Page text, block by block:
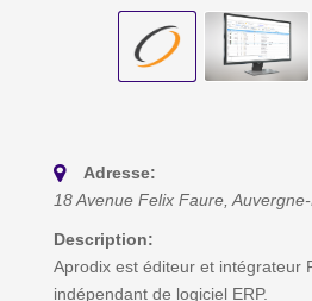
Adresse:
18 Avenue Felix Faure,
Description:
Aprodix est éditeur et intégrateur
indépendant de logiciel ERP.